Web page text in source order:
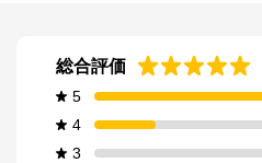
総合評価
5
4
3